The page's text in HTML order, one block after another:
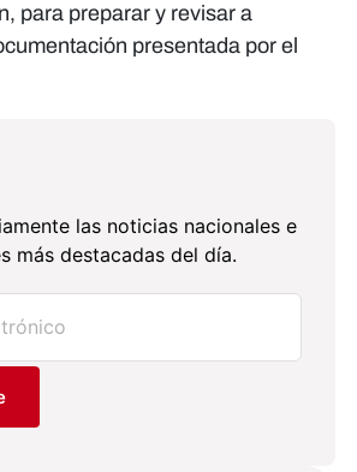
para preparar y revisar a
presentada por el
las noticias nacionales e
más destacadas del día.